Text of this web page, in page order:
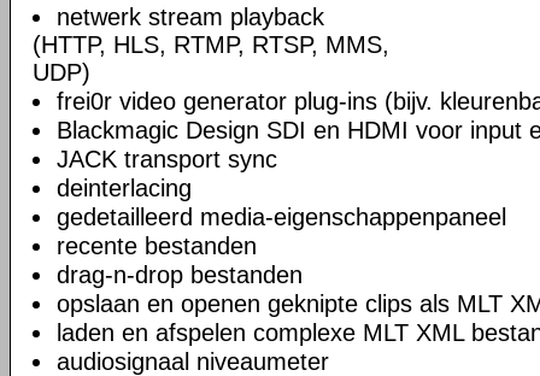
netwerk stream playback
(HTTP, HLS, RTMP, RTSP, MMS,
UDP)
frei0r video generator plug-ins (bijv.
Blackmagic Design SDI en HDMI voor input
JACK transport sync
deinterlacing
gedetailleerd media-eigenschappenpaneel
recente bestanden
drag-n-drop bestanden
opslaan en openen geknipte clips als MLT
laden en afspelen complexe MLT XML
audiosignaal niveaumeter